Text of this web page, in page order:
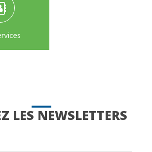
LES NEWSLETTERS